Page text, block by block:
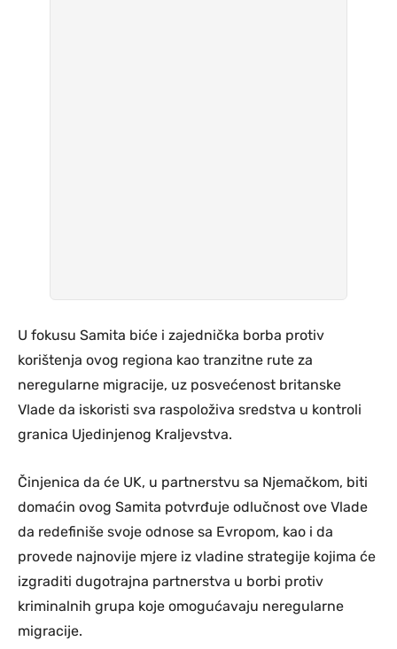
U fokusu Samita biće i zajednička borba protiv
korištenja ovog regiona kao tranzitne rute za
neregularne migracije, uz posvećenost britanske
Vlade da iskoristi sva raspoloživa sredstva u kontroli
granica Ujedinjenog Kraljevstva.
Činjenica da će UK, u partnerstvu sa Njemačkom, biti
domaćin ovog Samita potvrđuje odlučnost ove Vlade
da redefiniše svoje odnose sa Evropom, kao i da
provede najnovije mjere iz vladine strategije kojima će
izgraditi dugotrajna partnerstva u borbi protiv
kriminalnih grupa koje omogućavaju neregularne
migracije.